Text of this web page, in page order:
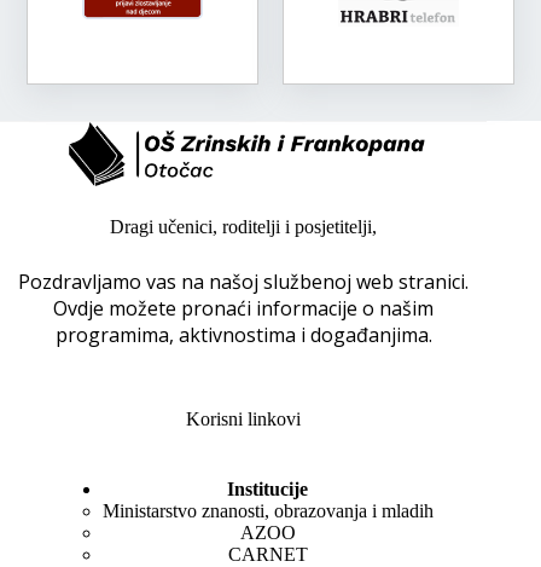
Dragi učenici, roditelji i posjetitelji,
Pozdravljamo vas na našoj službenoj web stranici.
Ovdje možete pronaći informacije o našim
programima, aktivnostima i događanjima.
Korisni linkovi
Institucije
Ministarstvo znanosti, obrazovanja i mladih
AZOO
CARNET